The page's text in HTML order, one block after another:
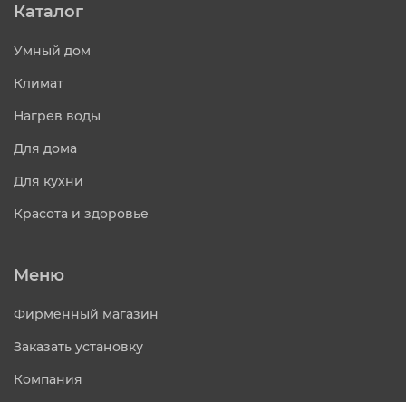
Каталог
Умный дом
Климат
Нагрев воды
Для дома
Для кухни
Красота и здоровье
Меню
Фирменный магазин
Заказать установку
Компания